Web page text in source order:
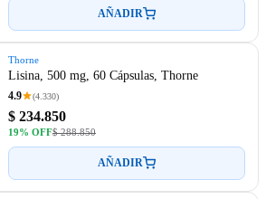
AÑADIR
Thorne
Lisina, 500 mg, 60 Cápsulas, Thorne
4.9 (4.330)
$ 234.850
19% OFF$ 288.850
AÑADIR